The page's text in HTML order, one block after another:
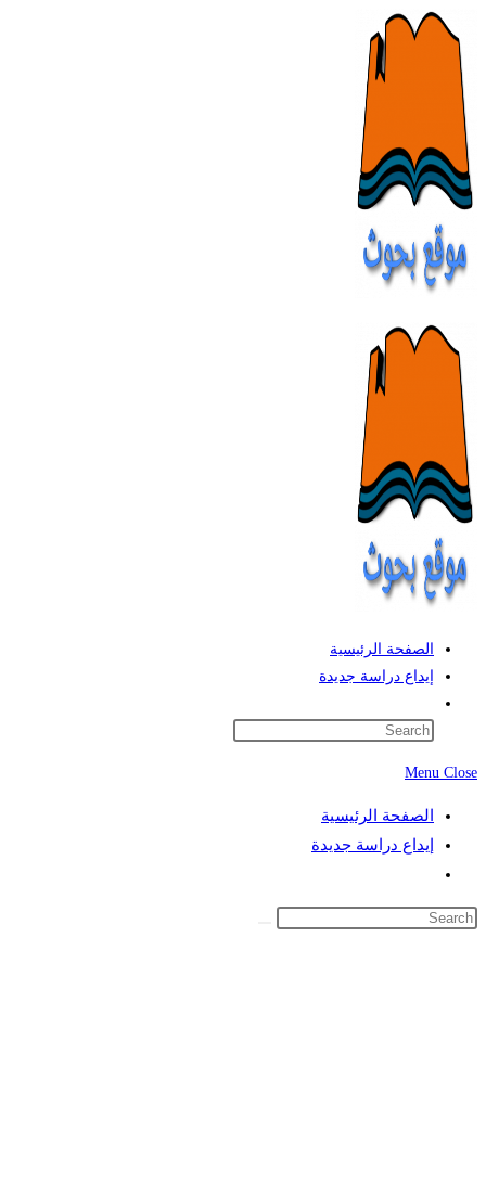
content
الصفحة الرئيسية
إيداع دراسة جديدة
website
Menu Close
الصفحة الرئيسية
إيداع دراسة جديدة
search